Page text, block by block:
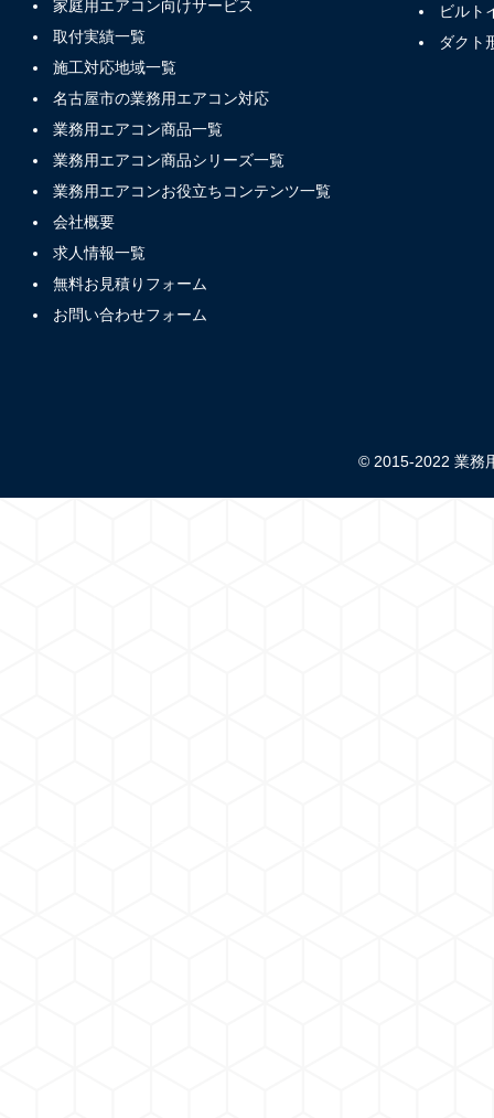
家庭用エアコン向けサービス
取付実績一覧
施工対応地域一覧
名古屋市の業務用エアコン対応
業務用エアコン商品一覧
業務用エアコン商品シリーズ一覧
業務用エアコンお役立ちコンテンツ一覧
会社概要
求人情報一覧
無料お見積りフォーム
お問い合わせフォーム
ビルト
ダクト
© 2015-2022 業務